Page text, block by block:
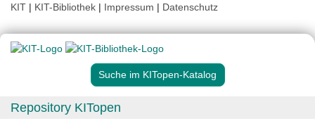
KIT | KIT-Bibliothek | Impressum | Datenschutz
Suche im KITopen-Katalog
Repository KITopen